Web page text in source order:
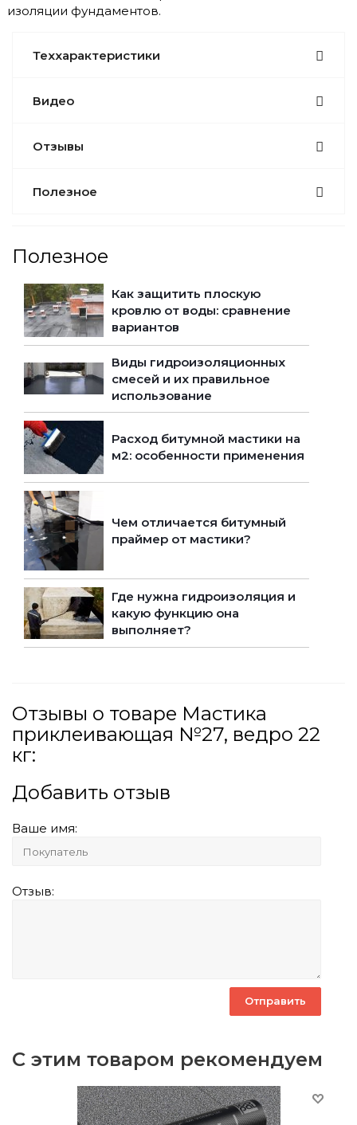
изоляции фундаментов.
Теххарактеристики
Видео
Отзывы
Полезное
Полезное
Как защитить плоскую
кровлю от воды: сравнение
вариантов
Виды гидроизоляционных
смесей и их правильное
использование
Расход битумной мастики на
м2: особенности применения
Чем отличается битумный
праймер от мастики?
Где нужна гидроизоляция и
какую функцию она
выполняет?
Отзывы о товаре Мастика
приклеивающая №27, ведро 22
кг:
Добавить отзыв
Ваше имя:
Отзыв:
С этим товаром рекомендуем